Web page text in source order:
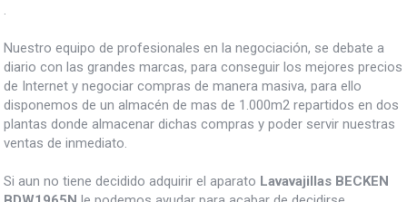
.
Nuestro equipo de profesionales en la negociación, se debate a
diario con las grandes marcas, para conseguir los mejores precios
de Internet y negociar compras de manera masiva, para ello
disponemos de un almacén de mas de 1.000m2 repartidos en dos
plantas donde almacenar dichas compras y poder servir nuestras
ventas de inmediato.
Si aun no tiene decidido adquirir el aparato Lavavajillas BECKEN